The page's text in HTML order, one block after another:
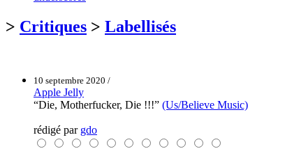
> Critiques > Labellisés
10 septembre 2020 /
Apple Jelly
“Die, Motherfucker, Die !!!” (Us/Believe Music)
rédigé par gdo